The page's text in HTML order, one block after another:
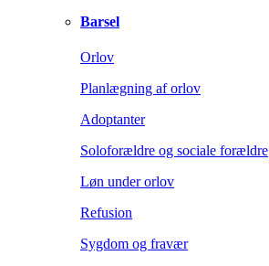
Barsel
Orlov
Planlægning af orlov
Adoptanter
Soloforældre og sociale forældre
Løn under orlov
Refusion
Sygdom og fravær